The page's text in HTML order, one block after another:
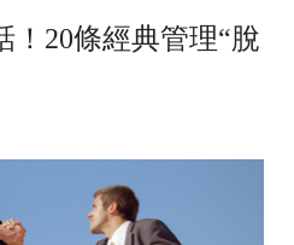
！20條經典管理“脫